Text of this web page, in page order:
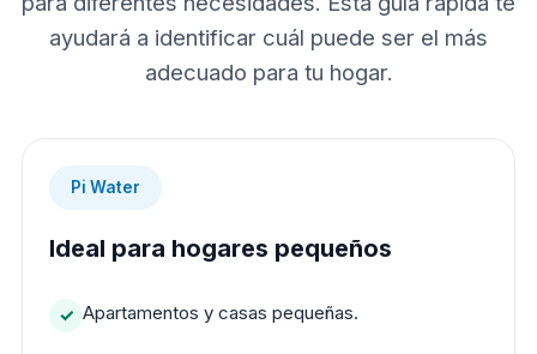
ayudará a identificar cuál puede ser el más
adecuado para tu hogar.
Pi Water
Ideal para hogares pequeños
Apartamentos y casas pequeñas.